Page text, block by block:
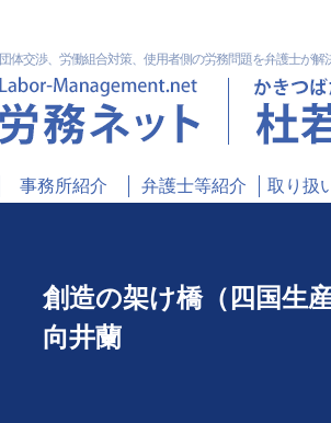
団体交渉、労働組合対策、使用者側の労務問題を弁護士が解
事務所紹介 弁護士等紹介 取り扱
創造の架け橋（四国生
向井蘭